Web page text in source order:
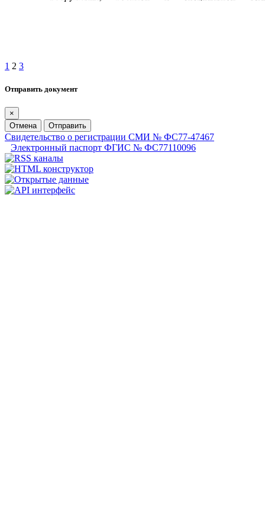
1 2 3
Отправить документ
×
Отмена
Отправить
Свидетельство о регистрации СМИ № ФС77-47467
Электронный паспорт ФГИС № ФС77110096